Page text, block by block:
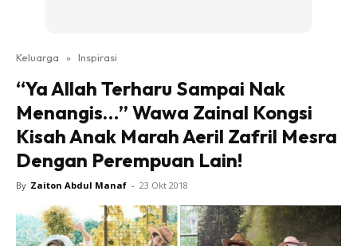
Keluarga » Inspirasi
“Ya Allah Terharu Sampai Nak
Menangis…” Wawa Zainal Kongsi
Kisah Anak Marah Aeril Zafril Mesra
Dengan Perempuan Lain!
By Zaiton Abdul Manaf - 23 Okt 2018